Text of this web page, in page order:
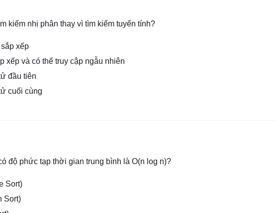
kiếm nhị phân thay vì tìm kiếm tuyến tính?
xếp
xếp và có thể truy cập ngẫu nhiên
đầu tiên
cuối cùng
độ phức tạp thời gian trung bình là O(n log n)?
Sort)
Sort)